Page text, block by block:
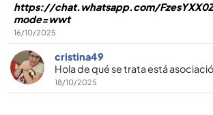
https://chat.whatsapp.com/
mode=wwt
16/10/2025
cristina49
Hola de qué se trata está
18/10/2025